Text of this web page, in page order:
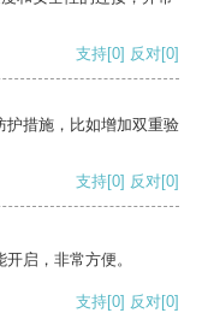
支持[0] 反对[0]
护措施，比如增加双重验
支持[0] 反对[0]
启，非常方便。
支持[0] 反对[0]